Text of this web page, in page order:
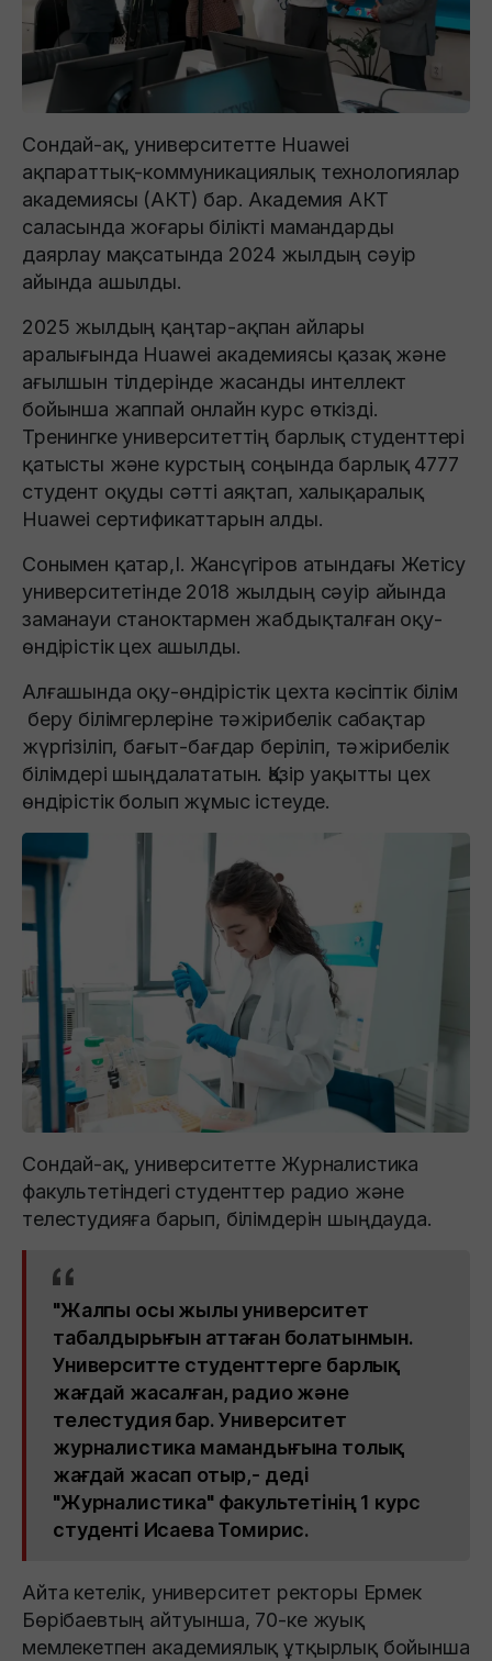
Сондай-ақ, университетте Huawei
ақпараттық-коммуникациялық технологиялар
академиясы (АКТ) бар. Академия АКТ
саласында жоғары білікті мамандарды
даярлау мақсатында 2024 жылдың сәуір
айында ашылды.
2025 жылдың қаңтар-ақпан айлары
аралығында Huawei академиясы қазақ және
ағылшын тілдерінде жасанды интеллект
бойынша жаппай онлайн курс өткізді.
Тренингке университеттің барлық студенттері
қатысты және курстың соңында барлық 4777
студент оқуды сәтті аяқтап, халықаралық
Huawei сертификаттарын алды.
Сонымен қатар,І. Жансүгіров атындағы Жетісу
университетінде 2018 жылдың сәуір айында
заманауи станоктармен жабдықталған оқу-
өндірістік цех ашылды.
Алғашында оқу-өндірістік цехта кәсіптік білім
беру білімгерлеріне тәжірибелік сабақтар
жүргізіліп, бағыт-бағдар беріліп, тәжірибелік
білімдері шыңдалататын. Қазір уақытты цех
өндірістік болып жұмыс істеуде.
Сондай-ақ, университетте Журналистика
факультетіндегі студенттер радио және
телестудияға барып, білімдерін шыңдауда.
"Жалпы осы жылы университет
табалдырығын аттаған болатынмын.
Университте студенттерге барлық
жағдай жасалған, радио және
телестудия бар. Университет
журналистика мамандығына толық
жағдай жасап отыр,- деді
"Журналистика" факультетінің 1 курс
студенті Исаева Томирис.
Айта кетелік, университет ректоры Ермек
Бөрібаевтың айтуынша, 70-ке жуық
мемлекетпен академиялық ұтқырлық бойынша